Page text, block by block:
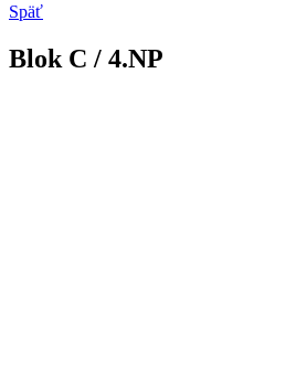
Späť
Blok C / 4.NP